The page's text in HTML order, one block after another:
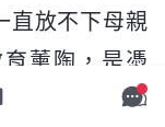
直放不下母親
薰陶，是憑
父母在，不遠